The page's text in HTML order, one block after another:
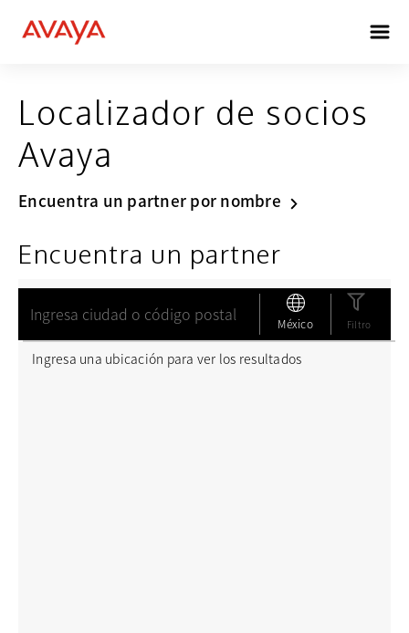
Localizador de socios
Avaya
Encuentra un partner por nombre
Encuentra un partner
México Filtro
Ingresa una ubicación para ver los resultados